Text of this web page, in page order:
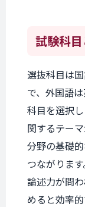
試験科目
選抜科目は
で、外国語
科目を選択
関するテー
分野の基礎
つながりま
論述力が問
めると効率的